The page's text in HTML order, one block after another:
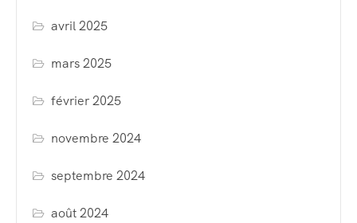
avril 2025
mars 2025
février 2025
novembre 2024
septembre 2024
août 2024